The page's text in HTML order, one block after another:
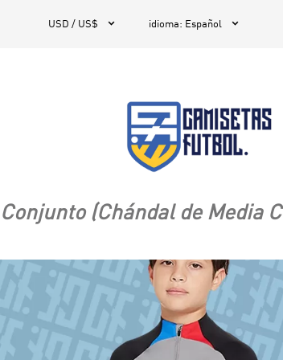
USD / US$  idioma: Español 
Conjunto (Chándal de Media